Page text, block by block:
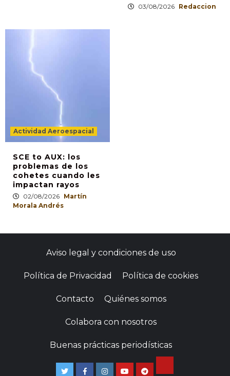
03/08/2026 Redaccion
Actividad Aeroespacial
SCE to AUX: los
problemas de los
cohetes cuando les
impactan rayos
02/08/2026 Martín
Morala Andrés
Aviso legal y condiciones de uso
Política de Privacidad Política de cookies
Contacto Quiénes somos
Colabora con nosotros
Buenas prácticas periodísticas
TikTok